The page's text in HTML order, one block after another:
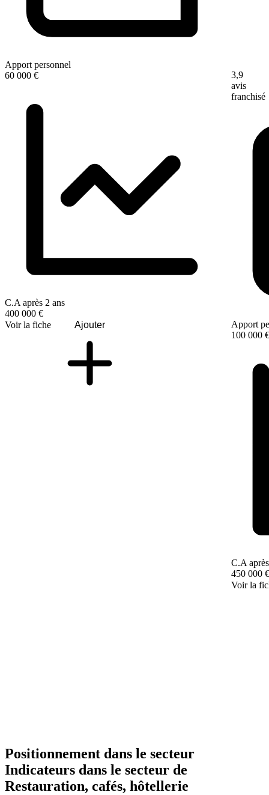
Apport personnel
60 000 €
C.A après 2 ans
400 000 €
Voir la fiche
Ajouter
3,9
avis
franchisé
Apport
100 000 €
C.A
450 000 €
Voir la
Positionnement dans le secteur
Indicateurs dans le secteur de
Restauration, cafés, hôtellerie